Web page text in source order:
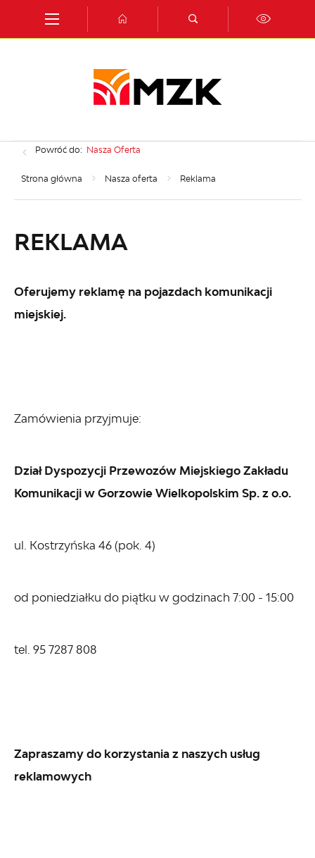
Przejdź do wyszukiwarki.
Przejdź do ustawień wielkości czcionki.
Włącz wersję kontrastową strony.
Powróć do: Nasza Oferta
Strona główna Nasza oferta Reklama
REKLAMA
Oferujemy reklamę na pojazdach komunikacji
miejskiej.
Zamówienia przyjmuje:
Dział Dyspozycji Przewozów Miejskiego Zakładu
Komunikacji w Gorzowie Wielkopolskim Sp. z o.o.
ul. Kostrzyńska 46 (pok. 4)
od poniedziałku do piątku w godzinach 7:00 - 15:00
tel. 95 7287 808
Zapraszamy do korzystania z naszych usług
reklamowych